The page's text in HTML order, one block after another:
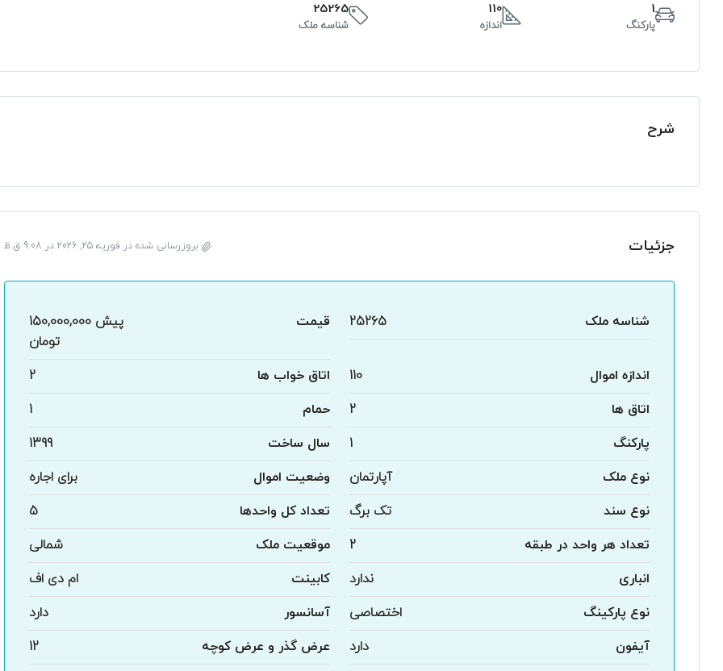
1
پارکنگ
110
اندازه
25265
شناسه ملک
شرح
جزئیات بروزرسانی شده در فوریه 25, 2026 در 9:08 ق.ظ
شناسه ملک 25265 قیمت پیش 150,000,000
تومان
اندازه اموال
110 اتاق خواب ها
2
اتاق ها
2 حمام
1
پارکنگ
1 سال ساخت
1399
نوع ملک
آپارتمان وضعیت اموال
برای اجاره
نوع سند
تک برگ تعداد کل واحدها
5
تعداد هر واحد در طبقه
2 موقعیت ملک
شمالی
انباری
ندارد کابینت
ام دی اف
نوع پارکینگ
اختصاصی آسانسور
دارد
آیفون
دارد عرض گذر و عرض کوچه
12
آگوست آگوست آگوست